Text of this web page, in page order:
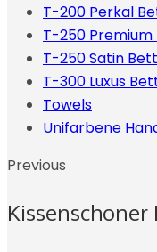
T-200 Perkal
T-250
T-250 Satin
T-300 Luxus
Towels
Unifarbene
Previous